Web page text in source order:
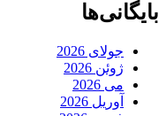
بایگانی‌ها
جولای 2026
ژوئن 2026
می 2026
آوریل 2026